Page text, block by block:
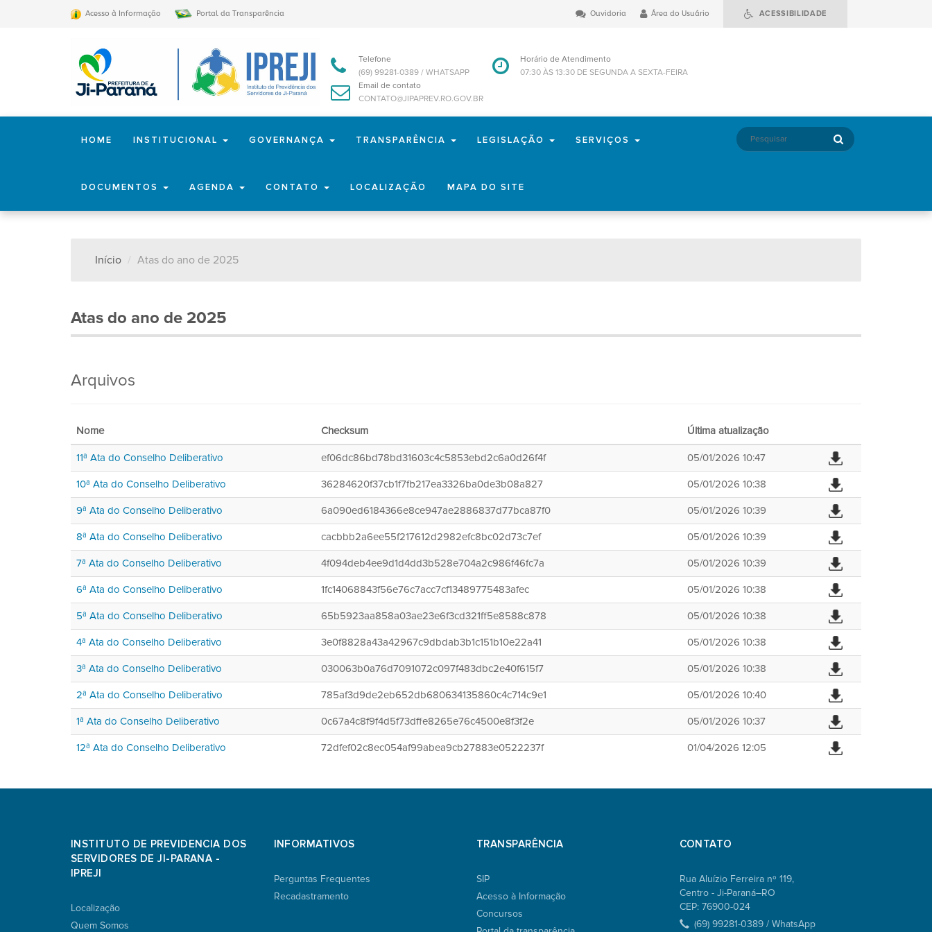
Acesso à Informação Portal da Transparência ACESSIBILIDADE
Área do Usuário
Ouvidoria
Telefone
(69) 99281-0389 / WHATSAPP
Horário de Atendimento
07:30 ÀS 13:30 DE SEGUNDA A SEXTA-FEIRA
Email de contato
CONTATO@JIPAPREV.RO.GOV.BR
HOME INSTITUCIONAL GOVERNANÇA TRANSPARÊNCIA LEGISLAÇÃO SERVIÇOS
DOCUMENTOS AGENDA CONTATO LOCALIZAÇÃO MAPA DO SITE
Início Atas do ano de 2025
Atas do ano de 2025
Arquivos
Nome Checksum Última atualização
11ª Ata do Conselho Deliberativo ef06dc86bd78bd31603c4c5853ebd2c6a0d26f4f 05/01/2026 10:47
10ª Ata do Conselho Deliberativo 36284620f37cb1f7fb217ea3326ba0de3b08a827 05/01/2026 10:38
9ª Ata do Conselho Deliberativo 6a090ed6184366e8ce947ae2886837d77bca87f0 05/01/2026 10:39
8ª Ata do Conselho Deliberativo cacbbb2a6ee55f217612d2982efc8bc02d73c7ef 05/01/2026 10:39
7ª Ata do Conselho Deliberativo 4f094deb4ee9d1d4dd3b528e704a2c986f46fc7a 05/01/2026 10:39
6ª Ata do Conselho Deliberativo 1fc14068843f56e76c7acc7cf13489775483afec 05/01/2026 10:38
5ª Ata do Conselho Deliberativo 65b5923aa858a03ae23e6f3cd321ff5e8588c878 05/01/2026 10:38
4ª Ata do Conselho Deliberativo 3e0f8828a43a42967c9dbdab3b1c151b10e22a41 05/01/2026 10:38
3ª Ata do Conselho Deliberativo 030063b0a76d7091072c097f483dbc2e40f615f7 05/01/2026 10:38
2ª Ata do Conselho Deliberativo 785af3d9de2eb652db680634135860c4c714c9e1 05/01/2026 10:40
1ª Ata do Conselho Deliberativo 0c67a4c8f9f4d5f73dffe8265e76c4500e8f3f2e 05/01/2026 10:37
12ª Ata do Conselho Deliberativo 72dfef02c8ec054af99abea9cb27883e0522237f 01/04/2026 12:05
INSTITUTO DE PREVIDENCIA DOS
SERVIDORES DE JI-PARANA -
IPREJI
Localização
Quem Somos
INFORMATIVOS
Perguntas Frequentes
Recadastramento
TRANSPARÊNCIA
SIP
Acesso à Informação
Concursos
CONTATO
Rua Aluízio Ferreira nº 119,
Centro - Ji-Paraná–RO
CEP: 76900-024
(69) 99281-0389 / WhatsApp